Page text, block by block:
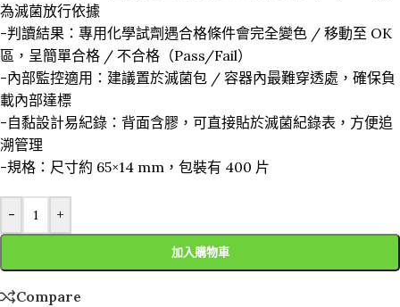
為滅菌放行依據
-判讀結果：專用化學試劑遇合格條件會完全變色 / 移動至 OK
區，呈簡單合格 / 不合格（Pass/Fail）
-內部監控適用：建議置於滅菌包 / 容器內最難穿透處，確保負
載內部達標
-自黏設計易紀錄：背面含膠，可直接貼於滅菌紀錄表，方便追
溯管理
-規格：尺寸約 65×14 mm，包裝有 400 片
- +
加入購物車
Compare